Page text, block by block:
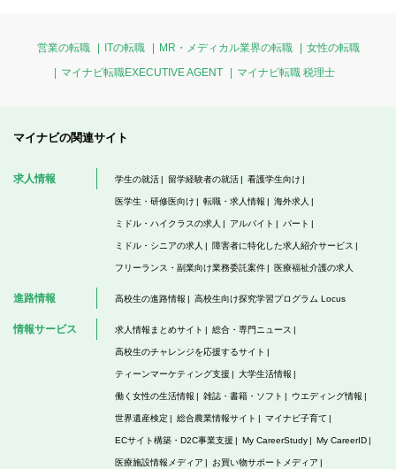
営業の転職 ITの転職 MR・メディカル業界の転職
女性の転職
マイナビ転職EXECUTIVE AGENT
マイナビ転職 税理士
マイナビの関連サイト
求人情報 学生の就活 留学経験者の就活 看護学生向け
医学生・研修医向け 転職・求人情報 海外求人
ミドル・ハイクラスの求人 アルバイト パート
ミドル・シニアの求人 障害者に特化した求人紹介サービス
フリーランス・副業向け業務委託案件 医療福祉介護の求人
進路情報 高校生の進路情報 高校生向け探究学習プログラム Locus
情報サービス 求人情報まとめサイト 総合・専門ニュース
高校生のチャレンジを応援するサイト
ティーンマーケティング支援 大学生活情報
働く女性の生活情報 雑誌・書籍・ソフト ウエディング情報
世界遺産検定 総合農業情報サイト マイナビ子育て
ECサイト構築・D2C事業支援 My CareerStudy My CareerID
医療施設情報メディア お買い物サポートメディア